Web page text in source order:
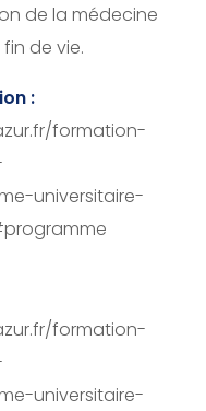
de la médecine
de vie.
:
formation-
universitaire-
formation-
universitaire-